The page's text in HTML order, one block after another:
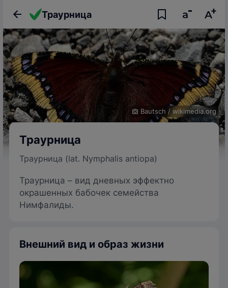
Траурница
Bautsch / wikimedia.org
Траурница
Траурница (lat. Nymphalis antiopa)
Траурница – вид дневных эффектно
окрашенных бабочек семейства
Нимфалиды.
Внешний вид и образ жизни